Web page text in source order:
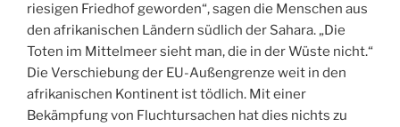
riesigen Friedhof geworden“, sagen die Menschen aus
den afrikanischen Ländern südlich der Sahara. „Die
Toten im Mittelmeer sieht man, die in der Wüste nicht.“
Die Verschiebung der EU-Außengrenze weit in den
afrikanischen Kontinent ist tödlich. Mit einer
Bekämpfung von Fluchtursachen hat dies nichts zu